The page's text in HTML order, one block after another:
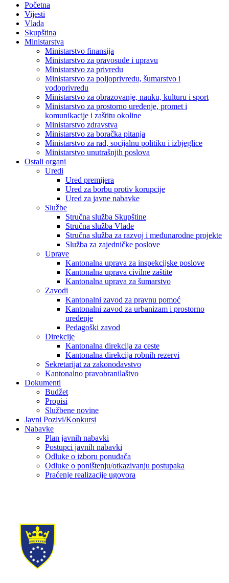
Početna
Vijesti
Vlada
Skupština
Ministarstva
Ministarstvo finansija
Ministarstvo za pravosuđe i upravu
Ministarstvo za privredu
Ministarstvo za poljoprivredu, šumarstvo i
vodoprivredu
Ministarstvo za obrazovanje, nauku, kulturu i sport
Ministarstvo za prostorno uređenje, promet i
komunikacije i zaštitu okoline
Ministarstvo zdravstva
Ministarstvo za boračka pitanja
Ministarstvo za rad, socijalnu politiku i izbjeglice
Ministarstvo unutrašnjih poslova
Ostali organi
Uredi
Ured premijera
Ured za borbu protiv korupcije
Ured za javne nabavke
Službe
Stručna služba Skupštine
Stručna služba Vlade
Stručna služba za razvoj i međunarodne projekte
Služba za zajedničke poslove
Uprave
Kantonalna uprava za inspekcijske poslove
Kantonalna uprava civilne zaštite
Kantonalna uprava za šumarstvo
Zavodi
Kantonalni zavod za pravnu pomoć
Kantonalni zavod za urbanizam i prostorno
uređenje
Pedagoški zavod
Direkcije
Kantonalna direkcija za ceste
Kantonalna direkcija robnih rezervi
Sekretarijat za zakonodavstvo
Kantonalno pravobranilaštvo
Dokumenti
Budžet
Propisi
Službene novine
Javni Pozivi/Konkursi
Nabavke
Plan javnih nabavki
Postupci javnih nabavki
Odluke o izboru ponuđača
Odluke o poništenju/otkazivanju postupaka
Praćenje realizacije ugovora